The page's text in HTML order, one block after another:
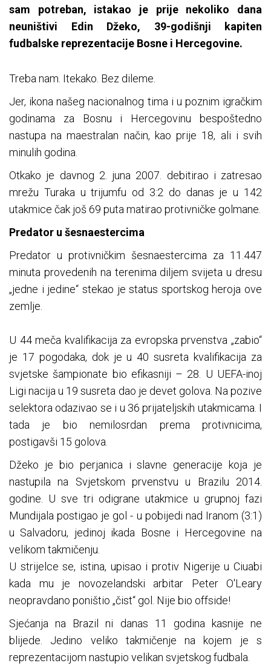
sam potreban, istakao je prije nekoliko dana
neuništivi Edin Džeko, 39-godišnji kapiten
fudbalske reprezentacije Bosne i Hercegovine.
Treba nam. Itekako. Bez dileme.
Jer, ikona našeg nacionalnog tima i u poznim igračkim
godinama za Bosnu i Hercegovinu bespoštedno
nastupa na maestralan način, kao prije 18, ali i svih
minulih godina.
Otkako je davnog 2. juna 2007. debitirao i zatresao
mrežu Turaka u trijumfu od 3:2 do danas je u 142
utakmice čak još 69 puta matirao protivničke golmane.
Predator u šesnaestercima
Predator u protivničkim šesnaestercima za 11.447
minuta provedenih na terenima diljem svijeta u dresu
„jedne i jedine“ stekao je status sportskog heroja ove
zemlje.
U 44 meča kvalifikacija za evropska prvenstva „zabio“
je 17 pogodaka, dok je u 40 susreta kvalifikacija za
svjetske šampionate bio efikasniji – 28. U UEFA-inoj
Ligi nacija u 19 susreta dao je devet golova. Na pozive
selektora odazivao se i u 36 prijateljskih utakmicama. I
tada je bio nemilosrdan prema protivnicima,
postigavši 15 golova.
Džeko je bio perjanica i slavne generacije koja je
nastupila na Svjetskom prvenstvu u Brazilu 2014.
godine. U sve tri odigrane utakmice u grupnoj fazi
Mundijala postigao je gol - u pobijedi nad Iranom (3:1)
u Salvadoru, jedinoj ikada Bosne i Hercegovine na
velikom takmičenju.
U strijelce se, istina, upisao i protiv Nigerije u Ciuabi
kada mu je novozelandski arbitar Peter O'Leary
neopravdano poništio „čist“ gol. Nije bio offside!
Sjećanja na Brazil ni danas 11 godina kasnije ne
blijede. Jedino veliko takmičenje na kojem je s
reprezentacijom nastupio velikan svjetskog fudbala.